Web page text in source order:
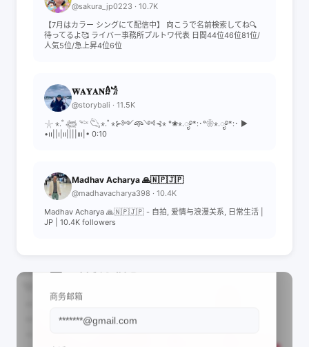
@sakura_jp0223 · 10.7K
【7月はカラー シングにて配信中】 向こうで名前検索してね🔍
待ってるよ🥰 ライバー事務所プルトワ代表 日間44位46位81位/
人気5位/急上昇4位6位
𝐖𝐀𝐘𝐀𝐍𓁇𓁋
@storybali · 11.5K
𓇼 ⋆.˚ 𓆉 𓆝 𓆡⋆.˚ ⋆⊱༻𖥸༺⊰⋆ °❀⋆.ೃ࿔*:･°❀⋆.ೃ࿔*:･ ▶︎
•၊၊||၊|။||||။၊|• 0:10
Madhav Acharya 🙏🇳🇵🇯🇵
@madhavacharya398 · 10.4K
Madhav Acharya 🙏🇳🇵🇯🇵 - 自拍, 爱情与浪漫关系, 日常生活 |
JP | 10.4K followers
商务邮箱